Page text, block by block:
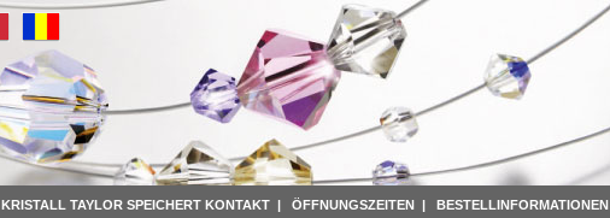
KRISTALL TAYLOR SPEICHERT KONTAKT | ÖFFNUNGSZEITEN | BESTELLINFORMATIONEN